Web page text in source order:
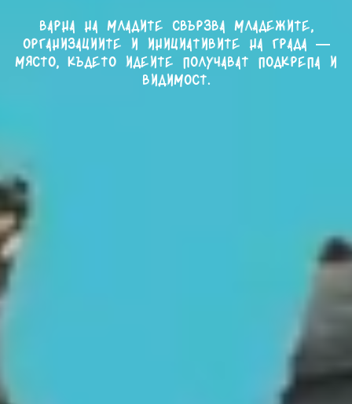
Варна на младите свързва младежите,
организациите и инициативите на града —
място, където идеите получават подкрепа и
видимост.